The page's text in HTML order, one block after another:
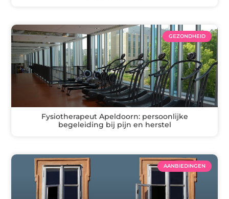
GEZONDHEID
Fysiotherapeut Apeldoorn: persoonlijke
begeleiding bij pijn en herstel
AANBIEDINGEN